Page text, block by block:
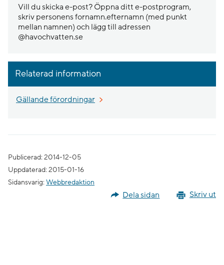
Vill du skicka e-post? Öppna ditt e-postprogram,
skriv personens fornamn.efternamn (med punkt
mellan namnen) och lägg till adressen
@havochvatten.se
Relaterad information
Gällande förordningar
Publicerad: 2014-12-05
Uppdaterad: 2015-01-16
Sidansvarig: Webbredaktion
Skriv ut
Dela sidan